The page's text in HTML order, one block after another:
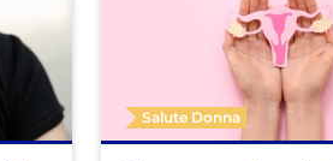
Salute Donna